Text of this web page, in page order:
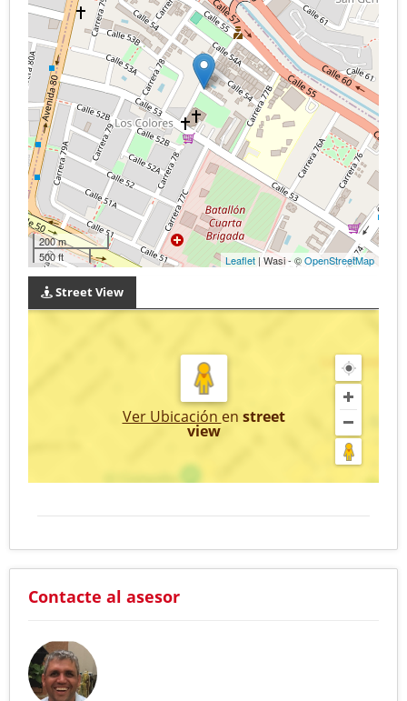
200 m
500 ft
Leaflet | Wasi - ©OpenStreetMap
Street View
Ver Ubicación en street
view
Contacte al asesor